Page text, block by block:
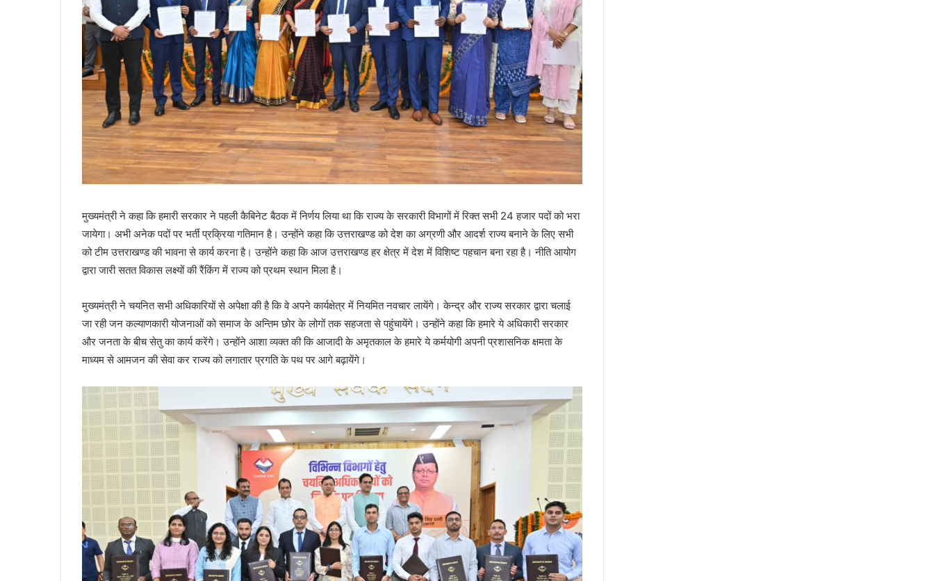
मुख्यमंत्री ने कहा कि हमारी सरकार ने पहली कैबिनेट बैठक में निर्णय लिया था कि राज्य के सरकारी विभागों में रिक्त सभी 24 हजार पदों को भरा
जायेगा। अभी अनेक पदों पर भर्ती प्रक्रिया गतिमान है। उन्होंने कहा कि उत्तराखण्ड को देश का अग्रणी और आदर्श राज्य बनाने के लिए सभी
को टीम उत्तराखण्ड की भावना से कार्य करना है। उन्होंने कहा कि आज उत्तराखण्ड हर क्षेत्र में देश में विशिष्ट पहचान बना रहा है। नीति आयोग
द्वारा जारी सतत विकास लक्ष्यों की रैंकिंग में राज्य को प्रथम स्थान मिला है।
मुख्यमंत्री ने चयनित सभी अधिकारियों से अपेक्षा की है कि वे अपने कार्यक्षेत्र में नियमित नवचार लायेंगे। केन्द्र और राज्य सरकार द्वारा चलाई
जा रही जन कल्याणकारी योजनाओं को समाज के अन्तिम छोर के लोगों तक सहजता से पहुंचायेंगे। उन्होंने कहा कि हमारे ये अधिकारी सरकार
और जनता के बीच सेतु का कार्य करेंगे। उन्होंने आशा व्यक्त की कि आजादी के अमृतकाल के हमारे ये कर्मयोगी अपनी प्रशासनिक क्षमता के
माध्यम से आमजन की सेवा कर राज्य को लगातार प्रगति के पथ पर आगे बढ़ायेंगे।